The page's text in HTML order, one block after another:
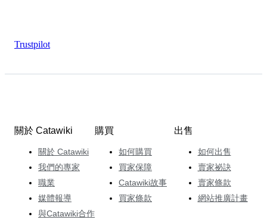
Trustpilot
關於 Catawiki
關於 Catawiki
我們的專家
職業
媒體報導
與Catawiki合作
購買
如何購買
買家保障
Catawiki故事
買家條款
出售
如何出售
賣家祕訣
賣家條款
網站推廣計畫